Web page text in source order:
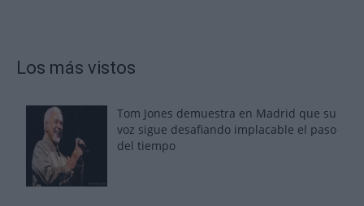
Los más vistos
Tom Jones demuestra en Madrid que su
voz sigue desafiando implacable el paso
del tiempo